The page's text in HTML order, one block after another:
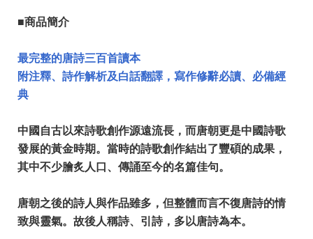
■商品簡介
最完整的唐詩三百首讀本
附注釋、詩作解析及白話翻譯，寫作修辭必讀、必備經
典
中國自古以來詩歌創作源遠流長，而唐朝更是中國詩歌
發展的黃金時期。當時的詩歌創作結出了豐碩的成果，
其中不少膾炙人口、傳誦至今的名篇佳句。
唐朝之後的詩人與作品雖多，但整體而言不復唐詩的情
致與靈氣。故後人稱詩、引詩，多以唐詩為本。